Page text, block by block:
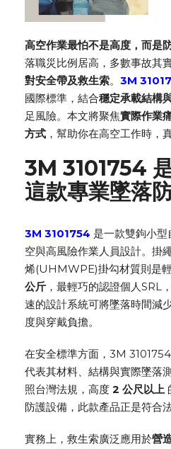
高空作業最怕不是高度，而是
落職災比例居高，多數事故其
對安全帶及救生索。 3M
國際標準，結合穩定承載結構
足風險。本文將聚焦實際作業
方式 ，幫助你在高空工作時，
3M 3101754
這款專業墜落
3M 3101754 是一款雙鉤小型
空與高風險作業人員設計。 掛
烯(UHMWPE)掛勾材質則是
公斤 ， 最輕巧的認證個人SRL
速的設計系統可將墜落時間減
度與穿戴負擔。
在安全標準方面，3M
代表其材料、結構與實際墜落
照台灣法規，高度 2 公尺以上
防護設備，此款產品正是符合
實務上， 救生索廣泛應用於營